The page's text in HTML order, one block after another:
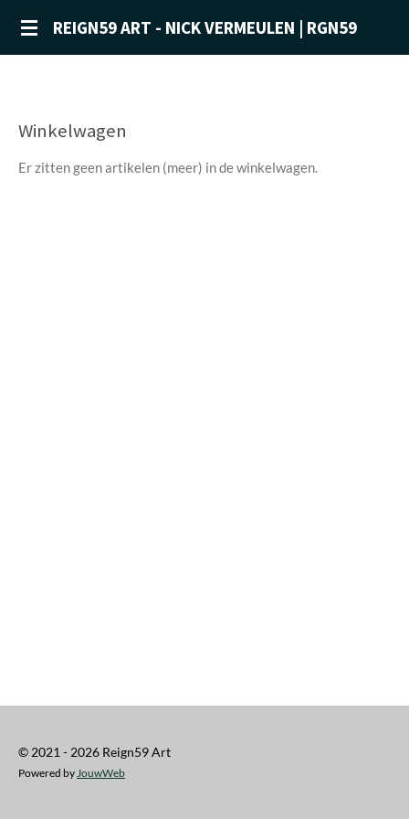
Ga
direct
REIGN59 ART - NICK VERMEULEN | RGN59
Winkelwagen
Er zitten geen artikelen (meer) in de winkelwagen.
© 2021 - 2026 Reign59 Art
Powered by JouwWeb